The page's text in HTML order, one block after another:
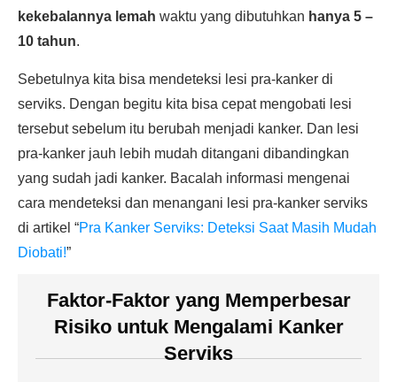
kekebalannya lemah waktu yang dibutuhkan hanya 5 –
10 tahun.
Sebetulnya kita bisa mendeteksi lesi pra-kanker di
serviks. Dengan begitu kita bisa cepat mengobati lesi
tersebut sebelum itu berubah menjadi kanker. Dan lesi
pra-kanker jauh lebih mudah ditangani dibandingkan
yang sudah jadi kanker. Bacalah informasi mengenai
cara mendeteksi dan menangani lesi pra-kanker serviks
di artikel “Pra Kanker Serviks: Deteksi Saat Masih Mudah
Diobati!”
Faktor-Faktor yang Memperbesar
Risiko untuk Mengalami Kanker
Serviks